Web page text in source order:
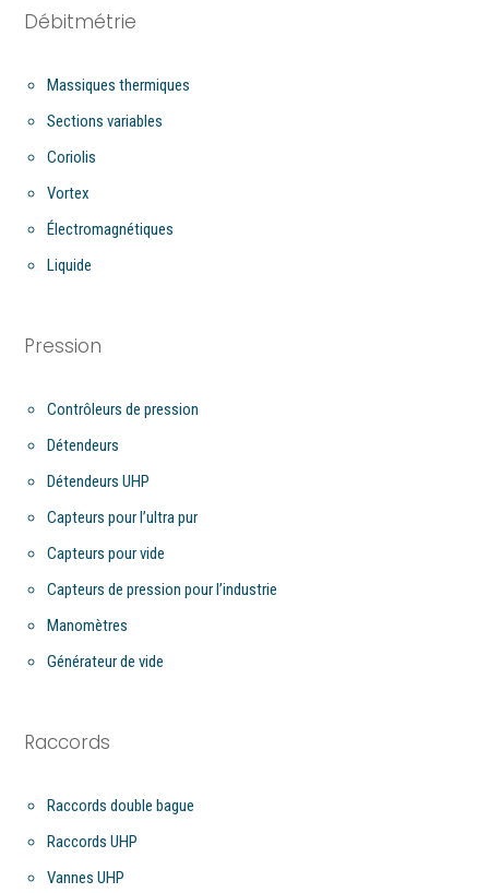
Débitmétrie
Massiques thermiques
Sections variables
Coriolis
Vortex
Électromagnétiques
Liquide
Pression
Contrôleurs de pression
Détendeurs
Détendeurs UHP
Capteurs pour l’ultra pur
Capteurs pour vide
Capteurs de pression pour l’industrie
Manomètres
Générateur de vide
Raccords
Raccords double bague
Raccords UHP
Vannes UHP